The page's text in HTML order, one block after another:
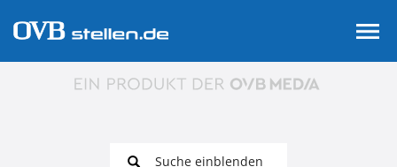
Suche einblenden